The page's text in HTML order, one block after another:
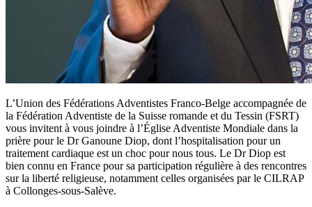
L’Union des Fédérations Adventistes Franco-Belge accompagnée de
la Fédération Adventiste de la Suisse romande et du Tessin (FSRT)
vous invitent à vous joindre à l’Église Adventiste Mondiale dans la
prière pour le Dr Ganoune Diop, dont l’hospitalisation pour un
traitement cardiaque est un choc pour nous tous. Le Dr Diop est
bien connu en France pour sa participation régulière à des rencontres
sur la liberté religieuse, notamment celles organisées par le CILRAP
à Collonges-sous-Salève.